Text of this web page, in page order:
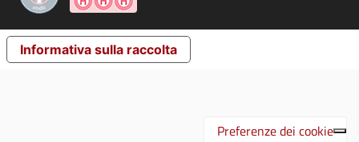
Preferenze dei cookie
Informativa sulla raccolta